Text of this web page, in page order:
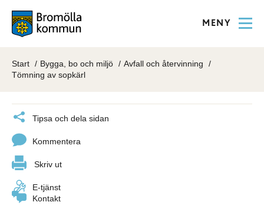
MENY
Start Bygga, bo och miljö
Avfall och återvinning
Tömning av sopkärl
Tipsa och dela sidan
Kommentera
Skriv ut
E-tjänst
Kontakt